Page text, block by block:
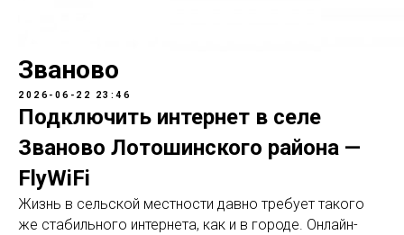
Званово
2026-06-22 23:46
Подключить интернет в селе
Званово Лотошинского района —
FlyWiFi
Жизнь в сельской местности давно требует такого
же стабильного интернета, как и в городе. Онлайн-